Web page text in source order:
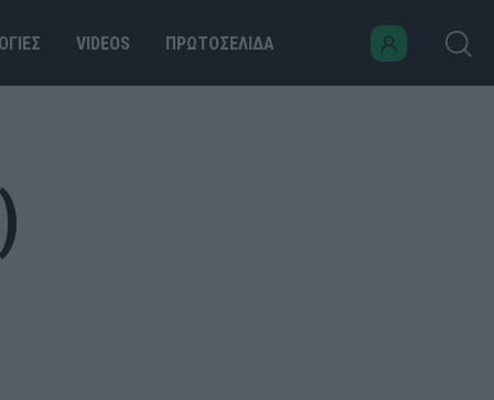
VIDEOS ΠΡΩΤΟΣΕΛΙΔΑ